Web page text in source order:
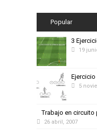
Popular
3
19
5
Trabajo en circuito
26 abril, 2007